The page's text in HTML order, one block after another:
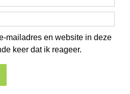
mailadres en website in deze
keer dat ik reageer.